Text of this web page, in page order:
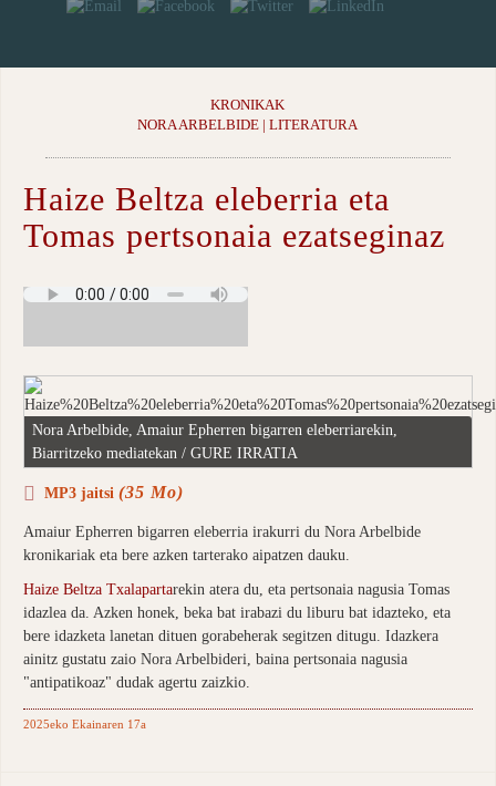
KRONIKAK
NORA ARBELBIDE | LITERATURA
Haize Beltza eleberria eta
Tomas pertsonaia ezatseginaz
Nora Arbelbide, Amaiur Epherren bigarren eleberriarekin,
Biarritzeko mediatekan / GURE IRRATIA
MP3 jaitsi (35 Mo)
Amaiur Epherren bigarren eleberria irakurri du Nora Arbelbide
kronikariak eta bere azken tarterako aipatzen dauku.
Haize Beltza Txalapartarekin atera du, eta pertsonaia nagusia Tomas
idazlea da. Azken honek, beka bat irabazi du liburu bat idazteko, eta
bere idazketa lanetan dituen gorabeherak segitzen ditugu. Idazkera
ainitz gustatu zaio Nora Arbelbideri, baina pertsonaia nagusia
"antipatikoaz" dudak agertu zaizkio.
2025eko Ekainaren 17a